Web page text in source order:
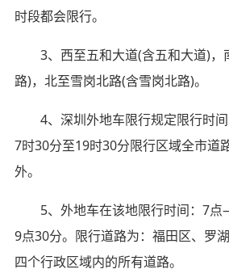
时段都会限行。
3、西至五和大道(含五和大道)，
路)，北至雪岗北路(含雪岗北路)。
4、深圳外地车限行规定限行时
7时30分至19时30分限行区域全市道
外。
5、外地车在该地限行时间：7
9点30分。限行道路为：福田区、罗
四个行政区域内的所有道路。